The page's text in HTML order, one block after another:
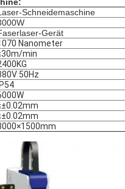
Schneidemaschine
Gerät
Nanometer
min
50Hz
IP54